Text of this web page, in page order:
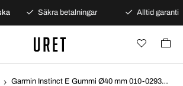
Säkra betalningar Alltid garanti
Garmin Instinct E Gummi Ø40 mm 010-02932-01